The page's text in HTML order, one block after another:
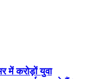
में करोड़ों युवा